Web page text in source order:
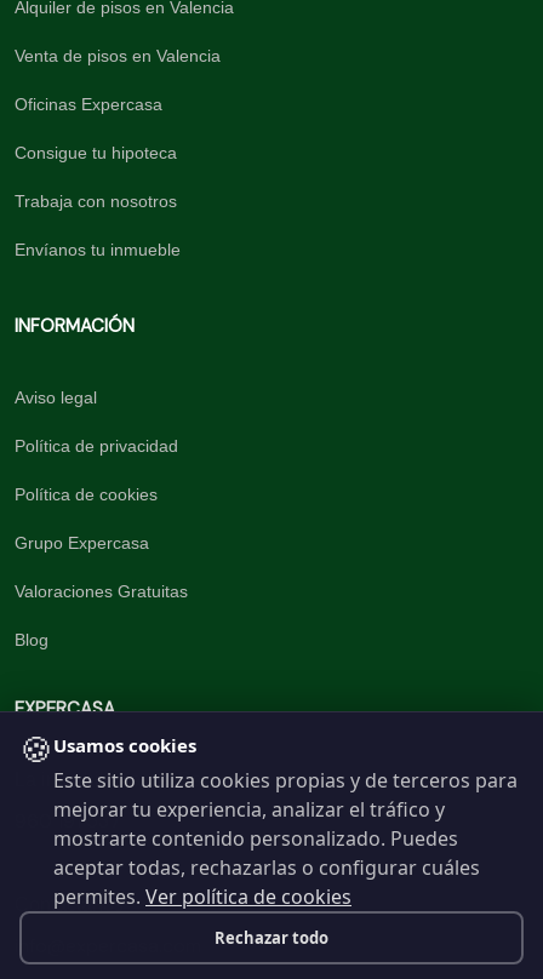
Alquiler de pisos en Valencia
Venta de pisos en Valencia
Oficinas Expercasa
Consigue tu hipoteca
Trabaja con nosotros
Envíanos tu inmueble
INFORMACIÓN
Aviso legal
Política de privacidad
Política de cookies
Grupo Expercasa
Valoraciones Gratuitas
Blog
EXPERCASA
La inmobiliaria del Barrio
960 191 537
Contáctanos
🍪 Usamos cookies
Este sitio utiliza cookies propias y de terceros para
mejorar tu experiencia, analizar el tráfico y
mostrarte contenido personalizado. Puedes
aceptar todas, rechazarlas o configurar cuáles
permites. Ver política de cookies
Rechazar todo